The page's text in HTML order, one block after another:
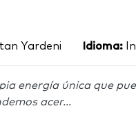
Yardeni Idioma:
energía única que
acer...